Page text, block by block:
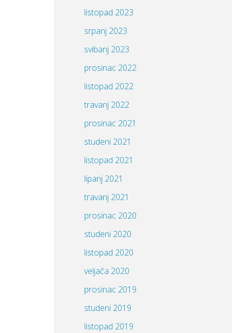
Materijali za pripremu za maturu
Zadatci MAT liga 2017./2018.
Zadatci MAT liga 2018./2019.
Zadatci MAT liga 2019./2020.
Zadatci MAT liga 2020./2021.
Zadatci MAT liga 2021./2022.
listopad 2023
srpanj 2023
svibanj 2023
prosinac 2022
listopad 2022
travanj 2022
prosinac 2021
studeni 2021
listopad 2021
lipanj 2021
travanj 2021
prosinac 2020
studeni 2020
listopad 2020
veljača 2020
prosinac 2019
studeni 2019
listopad 2019